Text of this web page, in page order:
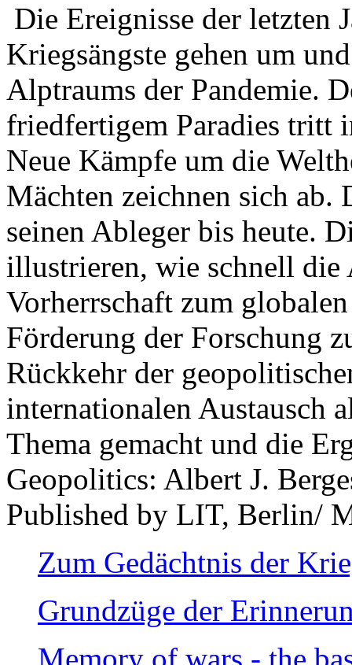
Die Ereignisse der letzten
Kriegsängste gehen um
Alptraums der Pandemie.
friedfertigem Paradies tritt
Neue Kämpfe um die
Mächten zeichnen sich
seinen Ableger bis heute.
illustrieren, wie schnell die
Vorherrschaft zum
Förderung der Forschung
Rückkehr der
internationalen Austausch
Thema gemacht und die
Geopolitics: Albert J.
Published by LIT, Berlin/
Zum Gedächtnis der
Grundzüge der
Memory of wars - the